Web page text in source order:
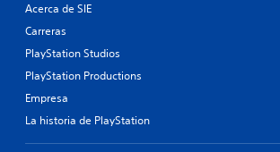
Acerca de SIE
Carreras
PlayStation Studios
PlayStation Productions
Empresa
La historia de PlayStation